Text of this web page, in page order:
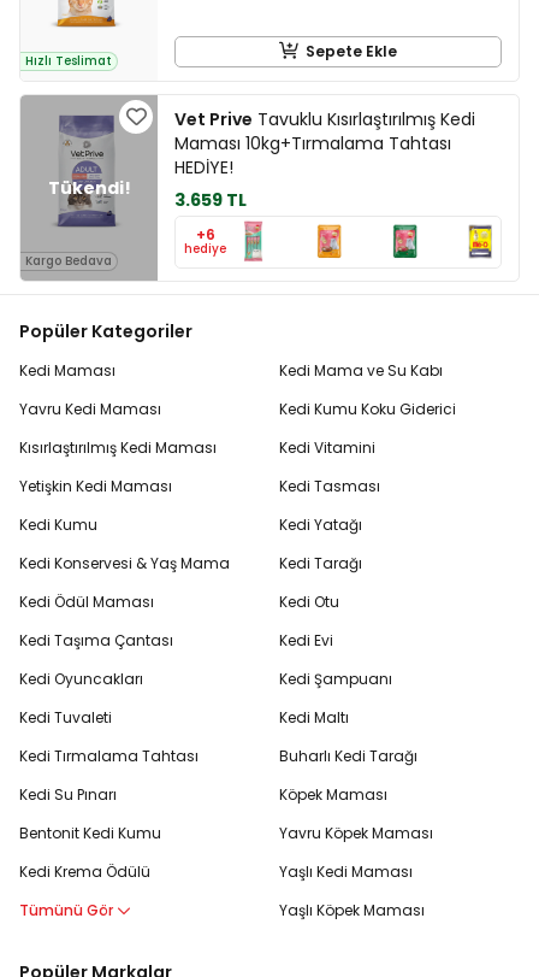
Hızlı Teslimat Sepete Ekle
Kargo Bedava
Vet Prive Tavuklu Kısırlaştırılmış Kedi
Maması 10kg+Tırmalama Tahtası
HEDİYE!
3.659 TL
+6
hediye
Popüler Kategoriler
Kedi Maması
Yavru Kedi Maması
Kısırlaştırılmış Kedi Maması
Yetişkin Kedi Maması
Kedi Kumu
Kedi Konservesi & Yaş Mama
Kedi Ödül Maması
Kedi Taşıma Çantası
Kedi Oyuncakları
Kedi Tuvaleti
Kedi Tırmalama Tahtası
Kedi Su Pınarı
Bentonit Kedi Kumu
Kedi Krema Ödülü
Tümünü Gör
Kedi Mama ve Su Kabı
Kedi Kumu Koku Giderici
Kedi Vitamini
Kedi Tasması
Kedi Yatağı
Kedi Tarağı
Kedi Otu
Kedi Evi
Kedi Şampuanı
Kedi Maltı
Buharlı Kedi Tarağı
Köpek Maması
Yavru Köpek Maması
Yaşlı Kedi Maması
Yaşlı Köpek Maması
Popüler Markalar